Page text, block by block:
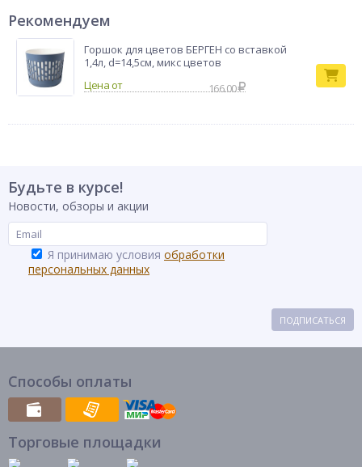
Рекомендуем
Горшок для цветов БЕРГЕН со вставкой
1,4л, d=14,5см, микс цветов
166.00
Будьте в курсе!
Новости, обзоры и акции
Я принимаю условия обработки
персональных данных
ПОДПИСАТЬСЯ
Способы оплаты
Торговые площадки